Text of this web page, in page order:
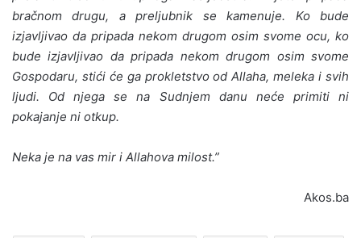
bračnom drugu, a preljubnik se kamenuje. Ko bude
izjavljivao da pripada nekom drugom osim svome ocu, ko
bude izjavljivao da pripada nekom drugom osim svome
Gospodaru, stići će ga prokletstvo od Allaha, meleka i svih
ljudi. Od njega se na Sudnjem danu neće primiti ni
pokajanje ni otkup.
Neka je na vas mir i Allahova milost.”
Akos.ba